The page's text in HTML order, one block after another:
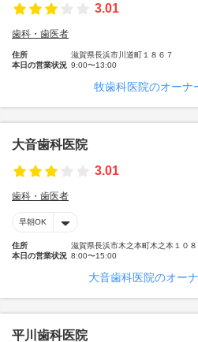
3.01
歯科・歯医者
住所
滋賀県長浜市川道町１８６７
本日の営業状況 9:00〜13:00
牧歯科医院のオーナ
大音歯科医院
3.01
歯科・歯医者
早朝OK
住所
滋賀県長浜市木之本町木之本１０８
本日の営業状況 8:00〜15:00
大音歯科医院のオー
平川歯科医院